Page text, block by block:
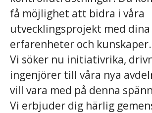
få möjlighet att bidra i våra
utvecklingsprojekt med dina
erfarenheter och kunskaper.
Vi söker nu initiativrika,
ingenjörer till våra nya
vill vara med på denna
Vi erbjuder dig härlig